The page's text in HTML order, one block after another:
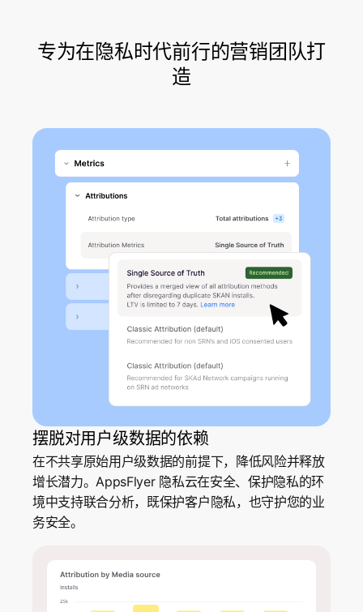
专为在隐私时代前行的营销团队打
造
摆脱对用户级数据的依赖
在不共享原始用户级数据的前提下，降低风险并释放
增长潜力。AppsFlyer 隐私云在安全、保护隐私的环
境中支持联合分析，既保护客户隐私，也守护您的业
务安全。